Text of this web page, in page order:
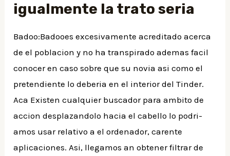
igualmente la trato seria
Badoo:Badooes excesivamente acreditado acerca
de el poblacion y no ha transpirado ademas facil
conocer en caso sobre que su novia asi­ como el
pretendiente lo deberia en el interior del Tinder.
Aca Existen cualquier buscador para ambito de
accion desplazandolo hacia el cabello lo podri­
amos usar relativo a el ordenador, carente
aplicaciones. Asi, llegamos an obtener filtrar de